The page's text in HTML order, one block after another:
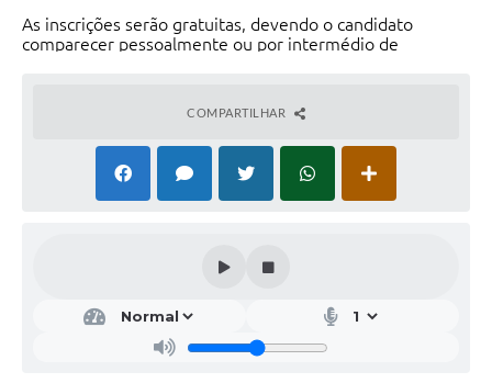
As inscrições serão gratuitas, devendo o candidato
comparecer pessoalmente ou por intermédio de
Frederico Henn, 1645, no período 27 de fevereiro até 06
de março de 2018, das 07h30 às 11h30, das 13h00 às
17h00. A íntegra do Edital com as demais informações
sobre o processo encontra-se em anexo.
COMPARTILHAR